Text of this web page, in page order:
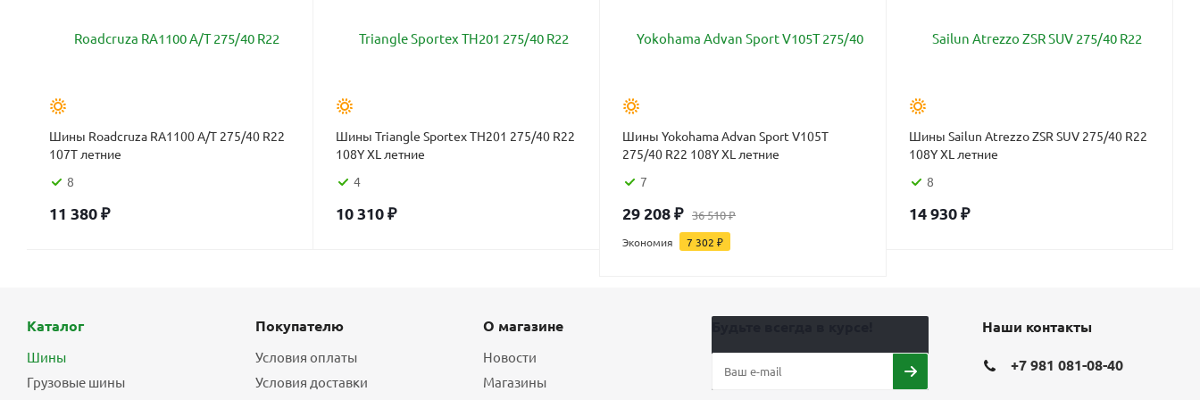
Шины Roadcruza RA1100 A/T 275/40 R22
107T летние
8
11 380₽
Шины Triangle Sportex TH201 275/40 R22
108Y XL летние
4
10 310₽
Шины Yokohama Advan Sport V105T
275/40 R22 108Y XL летние
7
29 208₽ 36 510₽
Экономия 7 302 ₽
Шины Sailun Atrezzo ZSR SUV 275/40 R22
108Y XL летние
8
14 930₽
Каталог
Шины
Грузовые шины
Покупателю
Условия оплаты
Условия доставки
О магазине
Новости
Магазины
Наши контакты
+7 981 081-08-40